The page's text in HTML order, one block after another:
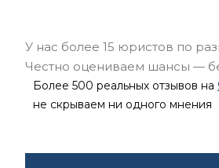
У нас более 15 юристов по
Честно оцениваем шансы —
Более 500 реальных отзывов на
не скрываем ни одного мнения